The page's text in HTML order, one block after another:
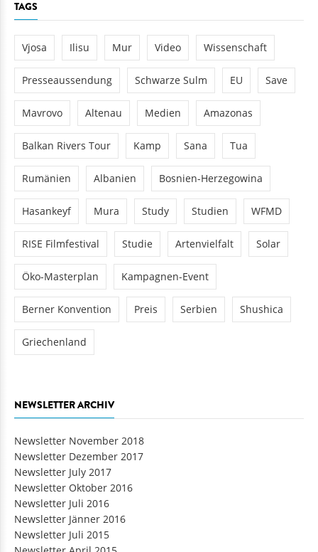
TAGS
Vjosa Ilisu Mur Video Wissenschaft
Presseaussendung Schwarze Sulm EU Save
Mavrovo Altenau Medien Amazonas
Balkan Rivers Tour Kamp Sana Tua
Rumänien Albanien Bosnien-Herzegowina
Hasankeyf Mura Study Studien WFMD
RISE Filmfestival Studie Artenvielfalt Solar
Öko-Masterplan Kampagnen-Event
Berner Konvention Preis Serbien Shushica
Griechenland
NEWSLETTER ARCHIV
Newsletter November 2018
Newsletter Dezember 2017
Newsletter July 2017
Newsletter Oktober 2016
Newsletter Juli 2016
Newsletter Jänner 2016
Newsletter Juli 2015